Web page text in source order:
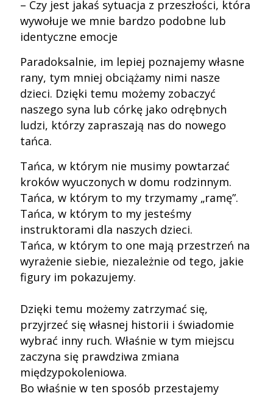
– Czy jest jakaś sytuacja z przeszłości, która
wywołuje we mnie bardzo podobne lub
identyczne emocje
Paradoksalnie, im lepiej poznajemy własne
rany, tym mniej obciążamy nimi nasze
dzieci. Dzięki temu możemy zobaczyć
naszego syna lub córkę jako odrębnych
ludzi, którzy zapraszają nas do nowego
tańca.
Tańca, w którym nie musimy powtarzać
kroków wyuczonych w domu rodzinnym.
Tańca, w którym to my trzymamy „ramę”.
Tańca, w którym to my jesteśmy
instruktorami dla naszych dzieci.
Tańca, w którym to one mają przestrzeń na
wyrażenie siebie, niezależnie od tego, jakie
figury im pokazujemy.
Dzięki temu możemy zatrzymać się,
przyjrzeć się własnej historii i świadomie
wybrać inny ruch. Właśnie w tym miejscu
zaczyna się prawdziwa zmiana
międzypokoleniowa.
Bo właśnie w ten sposób przestajemy